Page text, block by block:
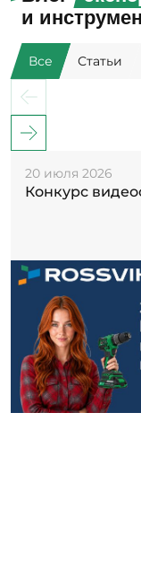
и
Все Статьи
20 июля 2026
Конкурс